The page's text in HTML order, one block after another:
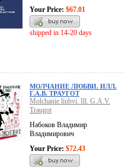
Your Price: $67.01
shipped in 14-20 days
МОЛЧАНИЕ ЛЮБВИ. ИЛЛ.
Г.А.В. ТРАУГОТ
Molchanie liubvi. Ill. G.A.V.
Traugot
Набоков Владимир
Владимирович
Your Price: $72.43